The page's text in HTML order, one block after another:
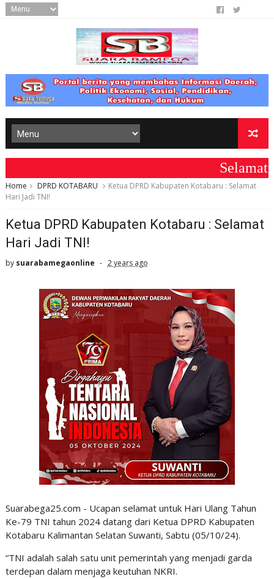
Selamat
Home DPRD KOTABARU
Ketua DPRD Kabupaten Kotabaru : Selamat
Hari Jadi TNI!
Ketua DPRD Kabupaten Kotabaru : Selamat
Hari Jadi TNI!
by suarabamegaonline 2 years ago
Suarabega25.com - Ucapan selamat untuk Hari Ulang Tahun
Ke-79 TNI tahun 2024 datang dari Ketua DPRD Kabupaten
Kotabaru Kalimantan Selatan Suwanti, Sabtu (05/10/24).
“TNI adalah salah satu unit pemerintah yang menjadi garda
terdepan dalam menjaga keutuhan NKRI.